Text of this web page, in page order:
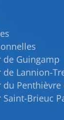
de Guingamp
Lannion-
du
Brieuc